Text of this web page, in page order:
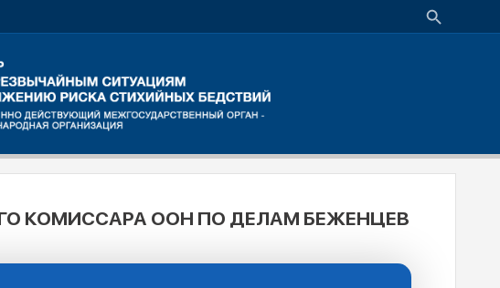
КОМИССАРА ООН ПО ДЕЛАМ БЕЖЕНЦЕВ